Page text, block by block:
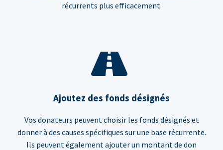
récurrents plus efficacement.
Ajoutez des fonds désignés
Vos donateurs peuvent choisir les fonds désignés et
donner à des causes spécifiques sur une base récurrente.
Ils peuvent également ajouter un montant de don